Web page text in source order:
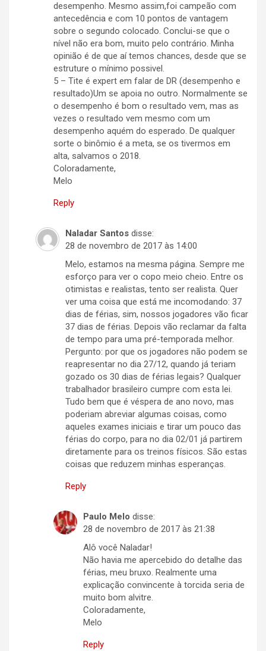
desempenho. Mesmo assim,foi campeão com
antecedência e com 10 pontos de vantagem
sobre o segundo colocado. Conclui-se que o
nível não era bom, muito pelo contrário. Minha
opinião é de que aí temos chances, desde que se
estruture o mínimo possivel.
5 – Tite é expert em falar de DR (desempenho e
resultado)Um se apoia no outro. Normalmente se
o desempenho é bom o resultado vem, mas as
vezes o resultado vem mesmo com um
desempenho aquém do esperado. De qualquer
sorte o binômio é a meta, se os tivermos em
alta, salvamos o 2018.
Coloradamente,
Melo
Reply
Naladar Santos disse:
28 de novembro de 2017 às 14:00
Melo, estamos na mesma página. Sempre me
esforço para ver o copo meio cheio. Entre os
otimistas e realistas, tento ser realista. Quer
ver uma coisa que está me incomodando: 37
dias de férias, sim, nossos jogadores vão ficar
37 dias de férias. Depois vão reclamar da falta
de tempo para uma pré-temporada melhor.
Pergunto: por que os jogadores não podem se
reapresentar no dia 27/12, quando já teriam
gozado os 30 dias de férias legais? Qualquer
trabalhador brasileiro cumpre com esta lei.
Tudo bem que é véspera de ano novo, mas
poderiam abreviar algumas coisas, como
aqueles exames iniciais e tirar um pouco das
férias do corpo, para no dia 02/01 já partirem
diretamente para os treinos físicos. São estas
coisas que reduzem minhas esperanças.
Reply
Paulo Melo disse:
28 de novembro de 2017 às 21:38
Alô você Naladar!
Não havia me apercebido do detalhe das
férias, meu bruxo. Realmente uma
explicação convincente à torcida seria de
muito bom alvitre.
Coloradamente,
Melo
Reply